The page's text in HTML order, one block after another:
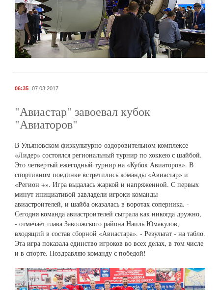
06:35 07.03.2017
"Авиастар" завоевал кубок
"Авиаторов"
В Ульяновском физкультурно-оздоровительном комплексе
«Лидер» состоялся региональный турнир по хоккею с шайбой.
Это четвертый ежегодный турнир на «Кубок Авиаторов». В
спортивном поединке встретились команды «Авиастар» и
«Регион +». Игра выдалась жаркой и напряженной. С первых
минут инициативой завладели игроки команды
авиастроителей, и шайба оказалась в воротах соперника. -
Сегодня команда авиастроителей сыграла как никогда дружно,
- отмечает глава Заволжского района Наиль Юмакулов,
входящий в состав сборной «Авиастара». - Результат - на табло.
Эта игра показала единство игроков во всех делах, в том числе
и в спорте. Поздравляю команду с победой!